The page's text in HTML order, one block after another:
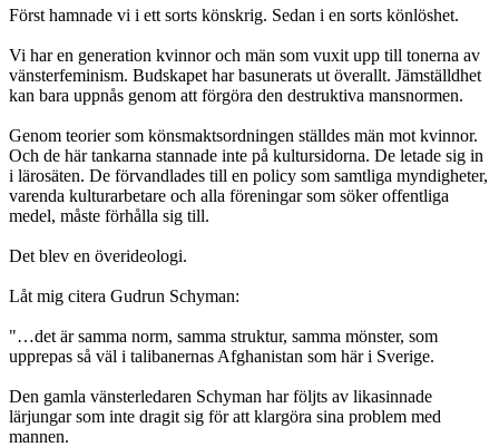
Först hamnade vi i ett sorts könskrig. Sedan i en sorts könlöshet.
Vi har en generation kvinnor och män som vuxit upp till tonerna av
vänsterfeminism. Budskapet har basunerats ut överallt. Jämställdhet
kan bara uppnås genom att förgöra den destruktiva mansnormen.
Genom teorier som könsmaktsordningen ställdes män mot kvinnor.
Och de här tankarna stannade inte på kultursidorna. De letade sig in
i lärosäten. De förvandlades till en policy som samtliga myndigheter,
varenda kulturarbetare och alla föreningar som söker offentliga
medel, måste förhålla sig till.
Det blev en överideologi.
Låt mig citera Gudrun Schyman:
"…det är samma norm, samma struktur, samma mönster, som
upprepas så väl i talibanernas Afghanistan som här i Sverige.
Den gamla vänsterledaren Schyman har följts av likasinnade
lärjungar som inte dragit sig för att klargöra sina problem med
mannen.